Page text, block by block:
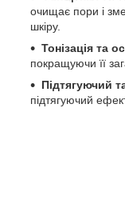
очищає пори і
шкіру.
Тонізація та
покращуючи її
Підтягуючий
підтягуючий